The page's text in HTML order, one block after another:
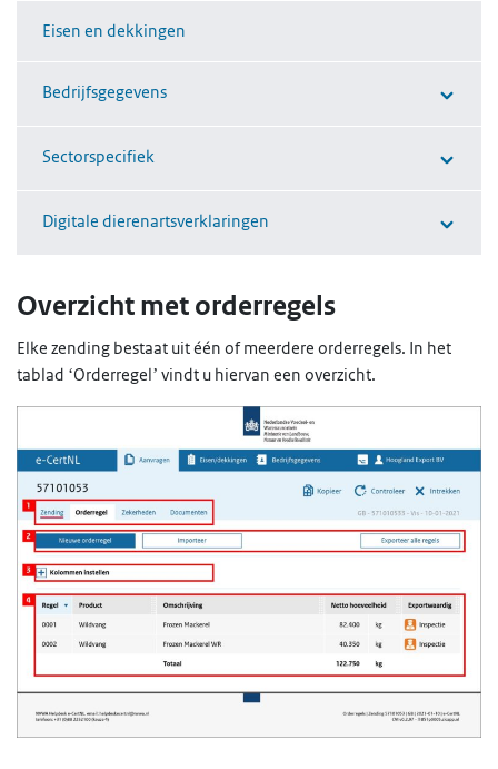
Eisen en dekkingen
Bedrijfsgegevens
Sectorspecifiek
Digitale dierenartsverklaringen
Overzicht met orderregels
Elke zending bestaat uit één of meerdere orderregels. In het
tablad ‘Orderregel’ vindt u hiervan een overzicht.